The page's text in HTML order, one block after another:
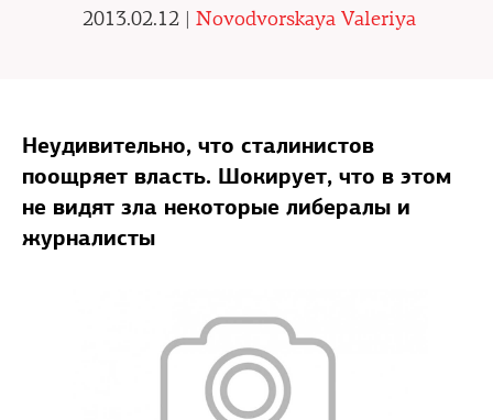
2013.02.12 | Novodvorskaya Valeriya
Неудивительно, что сталинистов
поощряет власть. Шокирует, что в этом
не видят зла некоторые либералы и
журналисты